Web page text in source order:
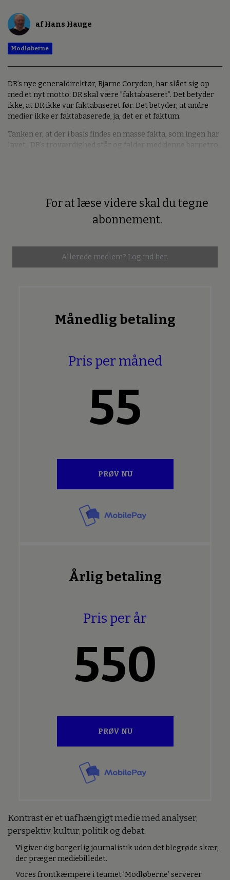
af Hans Hauge
Modløberne
DR’s nye generaldirektør, Bjarne Corydon, har slået sig op
med et nyt motto: DR skal være ”faktabaseret”. Det betyder
ikke, at DR ikke var faktabaseret før. Det betyder, at andre
medier ikke er faktabaserede, ja, det er et faktum.
Tanken er, at der i basis findes en masse fakta, som ingen har
lavet,. DR’s troværdighed står og falder med denne barnetro.
For at læse videre skal du tegne
abonnement.
Allerede medlem? Log ind her.
Månedlig betaling
Pris per måned
55
PRØV NU
Årlig betaling
Pris per år
550
PRØV NU
Kontrast er et uafhængigt medie med analyser,
perspektiv, kultur, politik og debat.
Vi giver dig borgerlig journalistik uden det blegrøde skær,
der præger mediebilledet.
Vores frontkæmpere i teamet ’Modløberne’ serverer